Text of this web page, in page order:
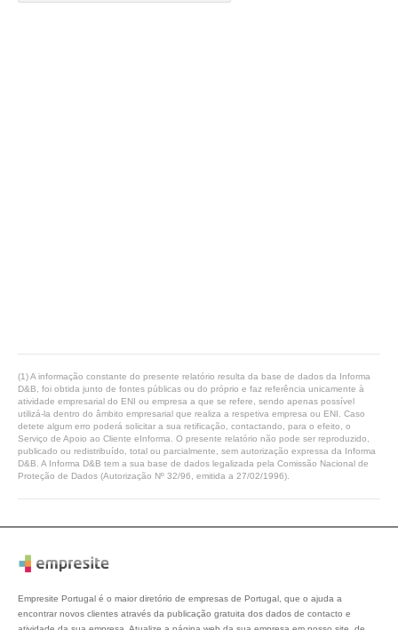
(1) A informação constante do presente relatório resulta da base de dados da Informa
D&B, foi obtida junto de fontes públicas ou do próprio e faz referência unicamente à
atividade empresarial do ENI ou empresa a que se refere, sendo apenas possível
utilizá-la dentro do âmbito empresarial que realiza a respetiva empresa ou ENI. Caso
detete algum erro poderá solicitar a sua retificação, contactando, para o efeito, o
Serviço de Apoio ao Cliente eInforma. O presente relatório não pode ser reproduzido,
publicado ou redistribuído, total ou parcialmente, sem autorização expressa da Informa
D&B. A Informa D&B tem a sua base de dados legalizada pela Comissão Nacional de
Proteção de Dados (Autorização Nº 32/96, emitida a 27/02/1996).
Empresite Portugal é o maior diretório de empresas de Portugal, que o ajuda a
encontrar novos clientes através da publicação gratuita dos dados de contacto e